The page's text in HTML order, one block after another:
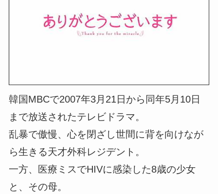
韓国MBCで2007年3月21日から同年5月10日
まで放送されたテレビドラマ。
乱暴で傲慢、心を閉ざし世間に背を向けなが
ら生きる天才外科レジデント。
一方、医療ミスでHIVに感染した8歳の少女
と、その母。